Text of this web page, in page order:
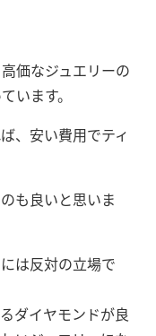
価なジュエリーの
います。
、安い費用でティ
も良いと思いま
は反対の立場で
ダイヤモンドが良